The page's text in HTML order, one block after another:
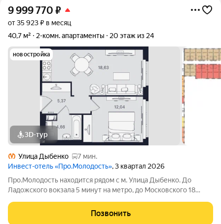
9 999 770 ₽
от 35 923 ₽ в месяц
40,7 м²
2-комн. апартаменты 20 этаж из 24
новостройка
3D-тур
Улица Дыбенко
7 мин.
Инвест-отель «Про.Молодость», 3 квартал 2026
Про.Молодость находится рядом с м. Улица Дыбенко. До
Ладожского вокзала 5 минут на метро, до Московского 18
расположены крупные гипермаркеты Перекрёсток, Максидом,
Окей, Петрович. Пешком можно
Позвонить